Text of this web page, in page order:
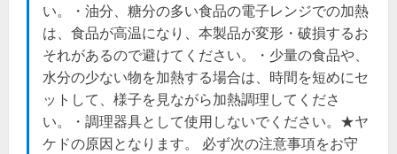
い。・油分、糖分の多い食品の電子レンジでの加熱
は、食品が高温になり、本製品が変形・破損するお
それがあるので避けてください。・少量の食品や、
水分の少ない物を加熱する場合は、時間を短めにセ
ットして、様子を見ながら加熱調理してくださ
い。・調理器具として使用しないでください。★ヤ
ケドの原因となります。 必ず次の注意事項をお守